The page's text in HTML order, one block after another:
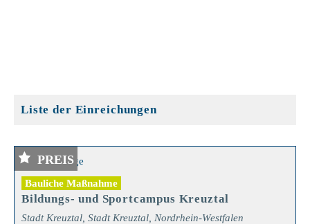
Liste der Einreichungen
Bauliche Maßnahme
Bildungs- und Sportcampus Kreuztal
Stadt Kreuztal, Stadt Kreuztal, Nordrhein-Westfalen
PREIS